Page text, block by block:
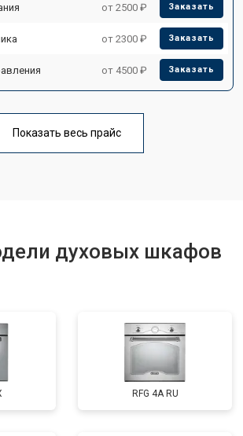
от 2500 ₽ Заказать
от 2300 ₽ Заказать
от 4500 ₽ Заказать
Показать весь прайс
духовых шкафов
RFG 4A RU